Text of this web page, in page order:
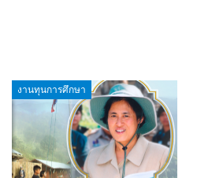
งานทุนการศึกษา